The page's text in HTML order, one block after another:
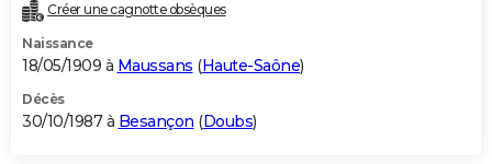
Créer une cagnotte obsèques
Naissance
18/05/1909 à Maussans (Haute-Saône)
Décès
30/10/1987 à Besançon (Doubs)